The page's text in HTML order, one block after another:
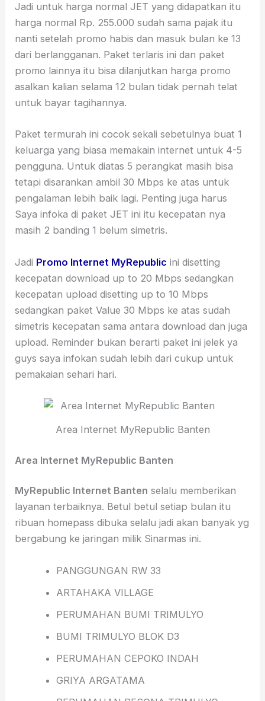
Jadi untuk harga normal JET yang didapatkan itu
harga normal Rp. 255.000 sudah sama pajak itu
nanti setelah promo habis dan masuk bulan ke 13
dari berlangganan. Paket terlaris ini dan paket
promo lainnya itu bisa dilanjutkan harga promo
asalkan kalian selama 12 bulan tidak pernah telat
untuk bayar tagihannya.
Paket termurah ini cocok sekali sebetulnya buat 1
keluarga yang biasa memakain internet untuk 4-5
pengguna. Untuk diatas 5 perangkat masih bisa
tetapi disarankan ambil 30 Mbps ke atas untuk
pengalaman lebih baik lagi. Penting juga harus
Saya infoka di paket JET ini itu kecepatan nya
masih 2 banding 1 belum simetris.
Jadi Promo Internet MyRepublic ini disetting
kecepatan download up to 20 Mbps sedangkan
kecepatan upload disetting up to 10 Mbps
sedangkan paket Value 30 Mbps ke atas sudah
simetris kecepatan sama antara download dan juga
upload. Reminder bukan berarti paket ini jelek ya
guys saya infokan sudah lebih dari cukup untuk
pemakaian sehari hari.
Area Internet MyRepublic Banten
Area Internet MyRepublic Banten
MyRepublic Internet Banten selalu memberikan
layanan terbaiknya. Betul betul setiap bulan itu
ribuan homepass dibuka selalu jadi akan banyak yg
bergabung ke jaringan milik Sinarmas ini.
PANGGUNGAN RW 33
ARTAHAKA VILLAGE
PERUMAHAN BUMI TRIMULYO
BUMI TRIMULYO BLOK D3
PERUMAHAN CEPOKO INDAH
GRIYA ARGATAMA